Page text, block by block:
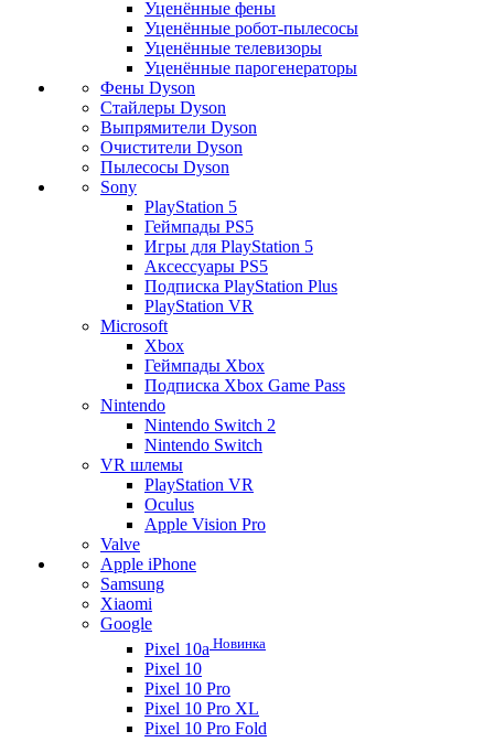
Уценённые фены
Уценённые робот-пылесосы
Уценённые телевизоры
Уценённые парогенераторы
Фены Dyson
Стайлеры Dyson
Выпрямители Dyson
Очистители Dyson
Пылесосы Dyson
Sony
PlayStation 5
Геймпады PS5
Игры для PlayStation 5
Аксессуары PS5
Подписка PlayStation Plus
PlayStation VR
Microsoft
Xbox
Геймпады Xbox
Подписка Xbox Game Pass
Nintendo
Nintendo Switch 2
Nintendo Switch
VR шлемы
PlayStation VR
Oculus
Apple Vision Pro
Valve
Apple iPhone
Samsung
Xiaomi
Google
Pixel 10a Новинка
Pixel 10
Pixel 10 Pro
Pixel 10 Pro XL
Pixel 10 Pro Fold